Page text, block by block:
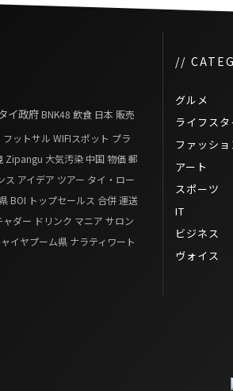
イ政府BNK48 飲食 日本 販売
フットサル WIFIスポット プラ
Zipangu 大気汚染 中国 物価郵
ス アイデア ツアー タイ・ロー
BOI トップセールス 合併運送
ャダー ドリンク マニア サロン
イヤプーム県 ナラティワート
//
グルメ
ライフスタ
ファッショ
アート
スポーツ
IT
ビジネス
ヴォイス